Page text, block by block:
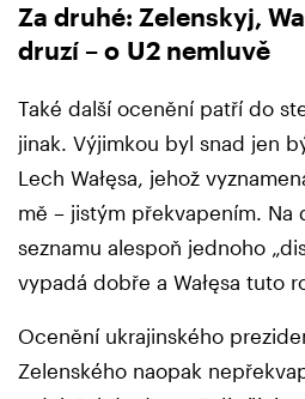
Za druhé: Zelenskyj,
druzí – o U2 nemluvě
Také další ocenění patří do
jinak. Výjimkou byl snad jen
Lech Wałęsa, jehož
mě – jistým překvapením. Na
seznamu alespoň jednoho
vypadá dobře a Wałęsa tuto
Ocenění ukrajinského
Zelenského naopak